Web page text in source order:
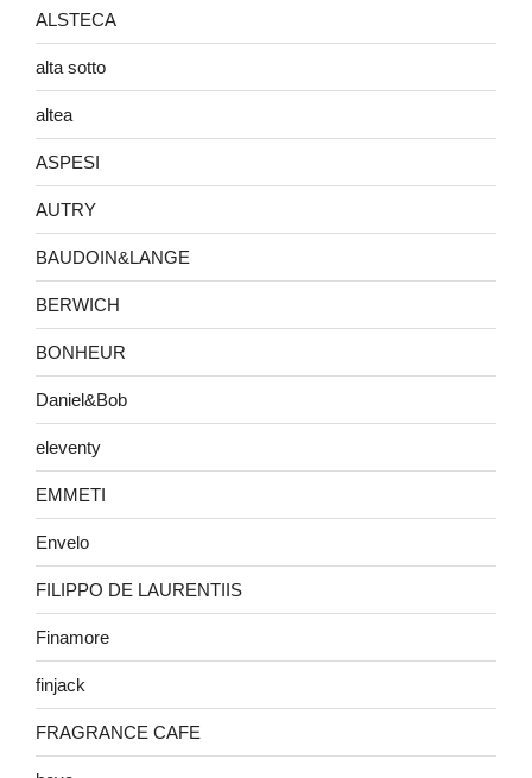
ALSTECA
alta sotto
altea
ASPESI
AUTRY
BAUDOIN&LANGE
BERWICH
BONHEUR
Daniel&Bob
eleventy
EMMETI
Envelo
FILIPPO DE LAURENTIIS
Finamore
finjack
FRAGRANCE CAFE